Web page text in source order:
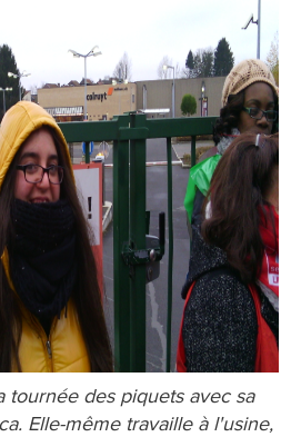
tournée des piquets avec sa
Elle-même travaille à l'usine,